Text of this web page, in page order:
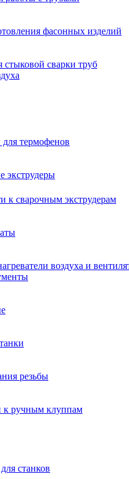
фасонных изделий
стыковой сварки труб
термофенов
экструдеры
к сварочным экструдерам
воздуха и
резьбы
к ручным клуппам
станков